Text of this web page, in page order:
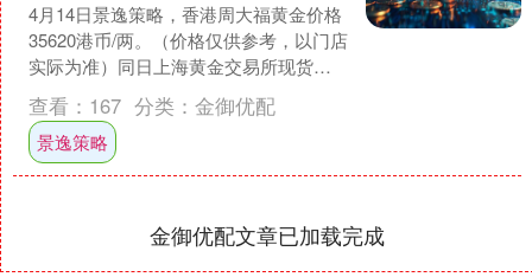
4月14日景逸策略，香港周大福黄金价格
35620港币/两。（价格仅供参考，以门店
实际为准）同日上海黄金交易所现货黄
金AU9999最新价为764.0元/克。 以上....
查看： 167 分类： 金御优配
景逸策略
金御优配文章已加载完成